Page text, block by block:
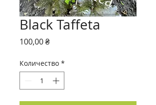
Black Taffeta
100,00 ₴Цена
Количество *